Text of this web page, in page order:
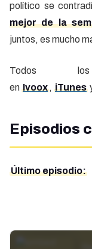
político se
mejor de la
juntos, es mucho
Todos los
en Ivoox , iTunes
Episodios
Último episodio: